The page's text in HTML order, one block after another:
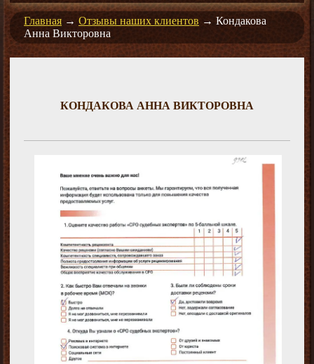
Главная → Отзывы наших клиентов → Кондакова
Анна Викторовна
КОНДАКОВА АННА ВИКТОРОВНА